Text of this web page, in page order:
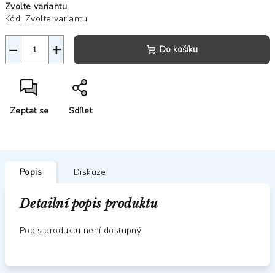
cena:
Zvolte variantu
Kód: Zvolte variantu
+
− Do košíku
Zeptat se Sdílet
Popis Diskuze
Detailní popis produktu
Popis produktu není dostupný